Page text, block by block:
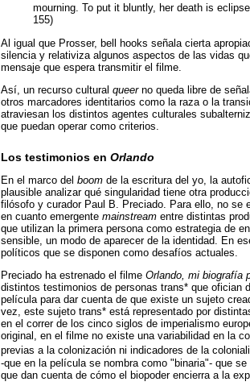
mourning. To put it bluntly, her death is
155)
Al igual que Prosser, bell hooks señala cierta
silencia y relativiza algunos aspectos de las vidas
mensaje que espera transmitir el filme.
Así, un recurso cultural queerno queda libre de
otros marcadores identitarios como la raza o la
atraviesan los distintos agentes culturales
que puedan operar como criterios.
Los testimonios en Orlando
En el marco del boom de la escritura del yo, la
plausible analizar qué singularidad tiene otra
filósofo y curador Paul B. Preciado. Para ello, no se
en cuanto emergente mainstream entre distintas
que utilizan la primera persona como estrategia de
sensible, un modo de aparecer de la identidad. En
políticos que se disponen como desafíos actuales.
Preciado ha estrenado el filme Orlando, mi biografía
distintos testimonios de personas trans* que ofician
película para dar cuenta de que existe un sujeto
vez, este sujeto trans* está representado por
en el correr de los cinco siglos de imperialismo
original, en el filme no existe una variabilidad en la
previas a la colonización ni indicadores de la
-que en la película se nombra como "binaria"- que
que dan cuenta de cómo el biopoder encierra a la